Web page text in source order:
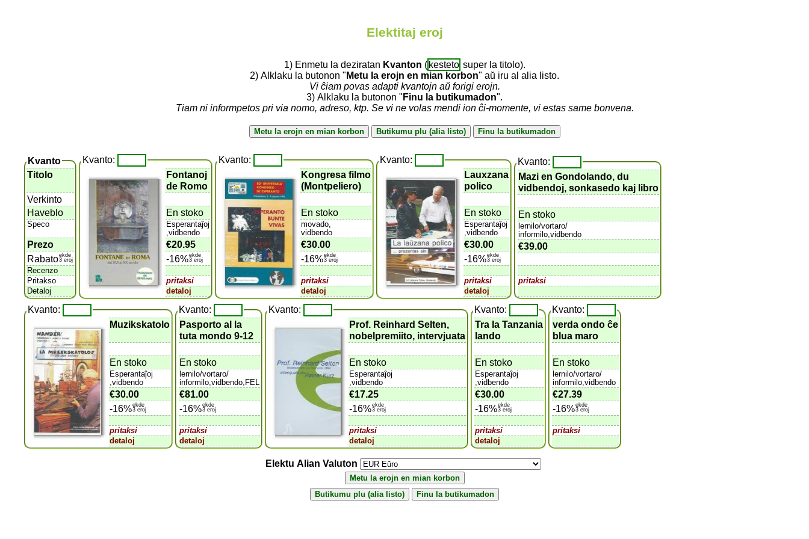
Elektitaj eroj
1) Enmetu la deziratan Kvanton ( kesteto super la titolo).
2) Alklaku la butonon " Metu la erojn en mian korbon" aŭ iru al alia listo.
Vi ĉiam povas adapti kvantojn aŭ forigi erojn.
3) Alklaku la butonon " Finu la butikumadon".
Tiam ni informpetos pri via nomo, adreso, ktp. Se vi ne volas mendi ion ĉi-momente, vi estas same bonvena.
Kvanto
Titolo
Verkinto
Haveblo
Speco
Prezo
Rabatoekde
3 eroj
Recenzo
Pritakso
Detaloj
Kvanto:
Fontanoj
de Romo
En stoko
Esperantaĵoj
,vidbendo
€20.95
-16%ekde
3 eroj
pritaksi
detaloj
Kvanto:
Kongresa filmo
(Montpeliero)
En stoko
movado,
vidbendo
€30.00
-16%ekde
3 eroj
pritaksi
detaloj
Kvanto:
Lauxzana
polico
En stoko
Esperantaĵoj
,vidbendo
€30.00
-16%ekde
3 eroj
pritaksi
detaloj
Kvanto:
Mazi en Gondolando, du
vidbendoj, sonkasedo kaj libro
En stoko
lernilo/vortaro/
informilo,vidbendo
€39.00
pritaksi
Kvanto:
Muzikskatolo
En stoko
Esperantaĵoj
,vidbendo
€30.00
-16%ekde
3 eroj
pritaksi
detaloj
Kvanto:
Pasporto al la
tuta mondo 9-12
En stoko
lernilo/vortaro/
informilo,vidbendo,FEL
€81.00
-16%ekde
3 eroj
pritaksi
detaloj
Kvanto:
Prof. Reinhard Selten,
nobelpremiito, intervjuata
En stoko
Esperantaĵoj
,vidbendo
€17.25
-16%ekde
3 eroj
pritaksi
detaloj
Kvanto:
Tra la Tanzania
lando
En stoko
Esperantaĵoj
,vidbendo
€30.00
-16%ekde
3 eroj
pritaksi
detaloj
Kvanto:
verda ondo ĉe
blua maro
En stoko
lernilo/vortaro/
informilo,vidbendo
€27.39
-16%ekde
3 eroj
pritaksi
Elektu Alian Valuton